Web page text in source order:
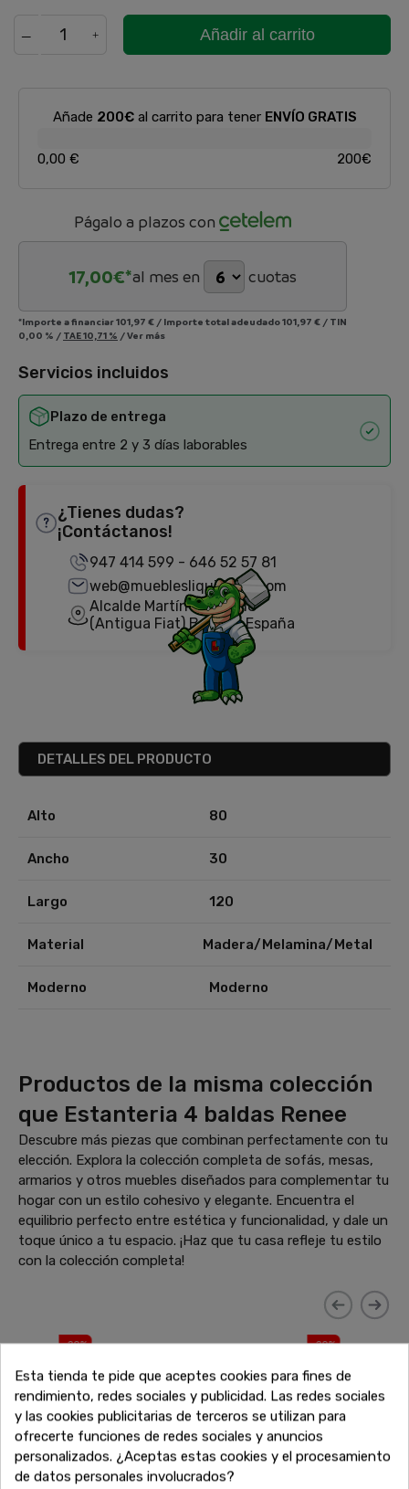
Añadir al carrito
Añade 200€al carrito para tener ENVÍO GRATIS
0,00 € 200€
Págalo a plazos con
17,00€*al mes en cuotas
*Importe a financiar101,97 € / Importe total adeudado101,97 € / TIN
0,00 % / TAE10,71 % /Ver más
Servicios incluidos
Plazo de entrega
Entrega entre 2 y 3 días laborables
¿Tienes dudas?
¡Contáctanos!
947 414 599 - 646 52 57 81
web@mueblesliquidator.com
Alcalde Martín Cobos, 18
(Antigua Fiat) Burgos, España
DETALLES DEL PRODUCTO
Alto 80
Ancho 30
Largo 120
Material Madera/melamina/metal
Moderno Moderno
Productos de la misma colección
que Estanteria 4 baldas Renee
Descubre más piezas que combinan perfectamente con tu
elección. Explora la colección completa de sofás, mesas,
armarios y otros muebles diseñados para complementar tu
hogar con un estilo cohesivo y elegante. Encuentra el
equilibrio perfecto entre estética y funcionalidad, y dale un
toque único a tu espacio. ¡Haz que tu casa refleje tu estilo
con la colección completa!
-20% -20%
Esta tienda te pide que aceptes cookies para fines de
rendimiento, redes sociales y publicidad. Las redes sociales
y las cookies publicitarias de terceros se utilizan para
ofrecerte funciones de redes sociales y anuncios
personalizados. ¿Aceptas estas cookies y el procesamiento
de datos personales involucrados?